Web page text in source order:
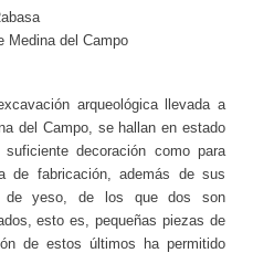
Medina del Campo
arqueológica llevada a
del Campo, se hallan en estado
decoración como para
de fabricación, además de sus
de yeso, de los que dos son
esto es, pequeñas piezas de
de estos últimos ha permitido